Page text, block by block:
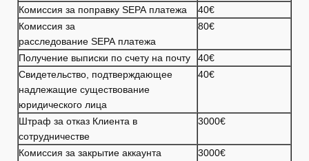
Комиссия за поправку SEPA платежа
40€
Комиссия за
расследование SEPA платежа
80€
Получение выписки по счету на почту
40€
Свидетельство, подтверждающее
надлежащие существование
юридического лица
40€
Штраф за отказ Клиента в
сотрудничестве
3000€
Комиссия за закрытие аккаунта
3000€